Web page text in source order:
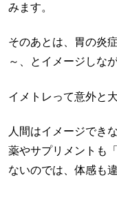
みます。
そのあとは、胃の炎
～、とイメージしな
イメトレって意外と
人間はイメージでき
薬やサプリメントも
ないのでは、体感も